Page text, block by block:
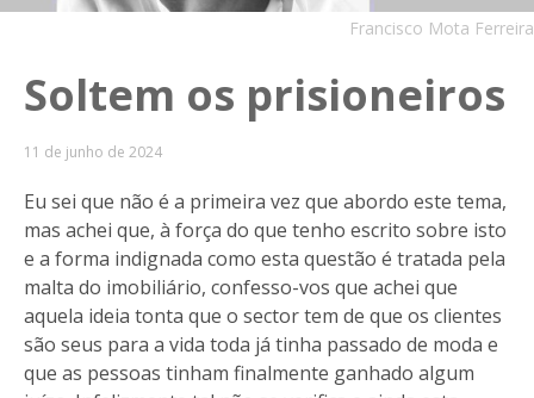
Francisco Mota Ferreira
Soltem os prisioneiros
11 de junho de 2024
Eu sei que não é a primeira vez que abordo este tema,
mas achei que, à força do que tenho escrito sobre isto
e a forma indignada como esta questão é tratada pela
malta do imobiliário, confesso-vos que achei que
aquela ideia tonta que o sector tem de que os clientes
são seus para a vida toda já tinha passado de moda e
que as pessoas tinham finalmente ganhado algum